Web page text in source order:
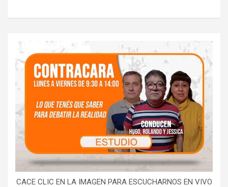
CACE CLIC EN LA IMAGEN PARA ESCUCHARNOS EN VIVO